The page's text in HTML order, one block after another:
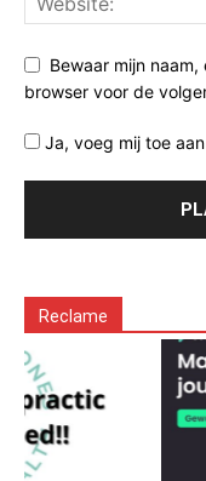
Bewaar mijn
browser voor de
Ja, voeg mij toe
Reclame